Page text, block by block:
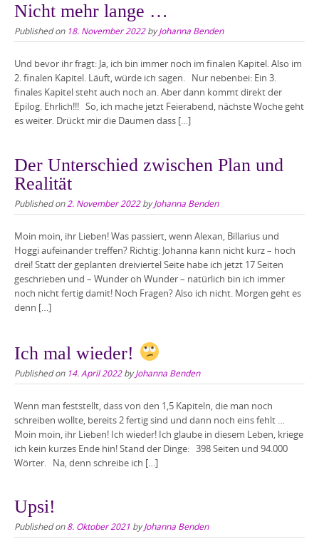
Nicht mehr lange …
Published on 18. November 2022byJohanna Benden
Und bevor ihr fragt: Ja, ich bin immer noch im finalen Kapitel. Also im
2. finalen Kapitel. Läuft, würde ich sagen. Nur nebenbei: Ein 3.
finales Kapitel steht auch noch an. Aber dann kommt direkt der
Epilog. Ehrlich!!! So, ich mache jetzt Feierabend, nächste Woche geht
es weiter. Drückt mir die Daumen dass […]
Der Unterschied zwischen Plan und
Realität
Published on2. November 2022byJohanna Benden
Moin moin, ihr Lieben! Was passiert, wenn Alexan, Billarius und
Hoggi aufeinander treffen? Richtig: Johanna kann nicht kurz – hoch
drei! Statt der geplanten dreiviertel Seite habe ich jetzt 17 Seiten
geschrieben und – Wunder oh Wunder – natürlich bin ich immer
noch nicht fertig damit! Noch Fragen? Also ich nicht. Morgen geht es
denn […]
Ich mal wieder!
Published on 14. April 2022byJohanna Benden
Wenn man feststellt, dass von den 1,5 Kapiteln, die man noch
schreiben wollte, bereits 2 fertig sind und dann noch eins fehlt …
Moin moin, ihr Lieben! Ich wieder! Ich glaube in diesem Leben, kriege
ich kein kurzes Ende hin! Stand der Dinge: 398 Seiten und 94.000
Wörter. Na, denn schreibe ich […]
Upsi!
Published on8. Oktober 2021 byJohanna Benden